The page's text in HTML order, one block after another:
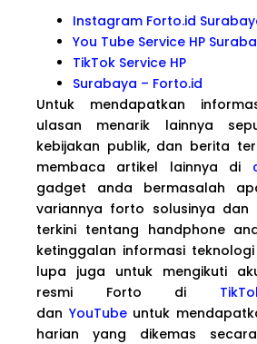
Instagram Forto.id
You Tube Service HP
TikTok Service HP
Surabaya – Forto.id
Untuk mendapatkan
ulasan menarik lainnya
kebijakan publik, dan berita
membaca artikel lainnya di
gadget anda bermasalah
variannya forto solusinya dan
terkini tentang handphone
ketinggalan informasi
lupa juga untuk mengikuti
resmi Forto di
dan YouTubeuntuk
harian yang dikemas